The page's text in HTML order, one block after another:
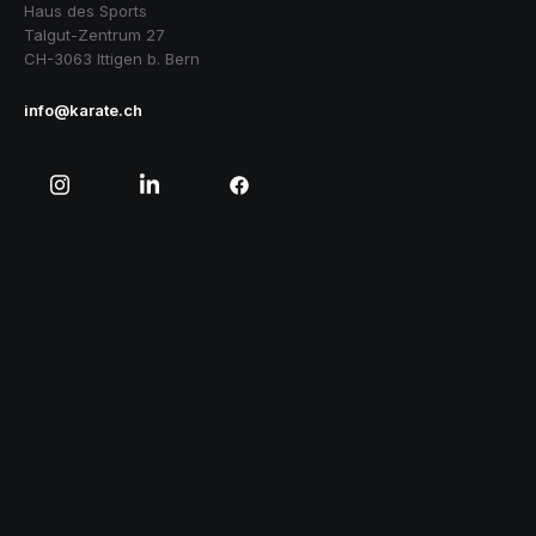
Haus des Sports
Talgut-Zentrum 27
CH-3063 Ittigen b. Bern
info@karate.ch